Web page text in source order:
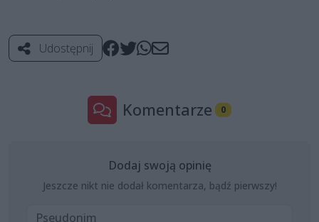
Udostępnij
Komentarze 0
Dodaj swoją opinię
Jeszcze nikt nie dodał komentarza, bądź pierwszy!